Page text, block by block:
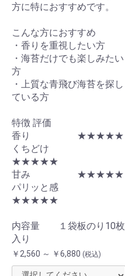
方に特におすすめです。
こんな方におすすめ
・香りを重視したい方
・海苔だけでも楽しみたい
方
・上質な青飛び海苔を探し
ている方
特徴 評価
香り ★★★★★
くちどけ
★★★★★
甘み ★★★★★
パリッと感
★★★★★
内容量 １袋板のり10枚
入り
￥2,560 ～ ￥6,880 (税込)